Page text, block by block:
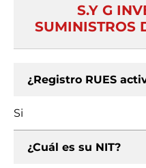
S.Y G
SUMINISTROS
¿Registro RUES
Si
¿Cuál es su NIT?